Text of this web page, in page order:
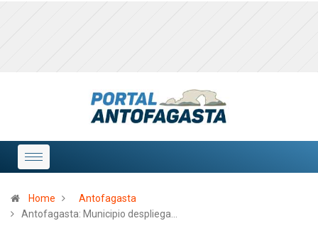
Home
Antofagasta
Antofagasta: Municipio despliega…